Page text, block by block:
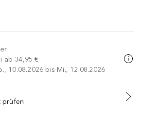
ab 34,95 €
10.08.2026 bis Mi., 12.08.2026
DEN WARENKORB
prüfen